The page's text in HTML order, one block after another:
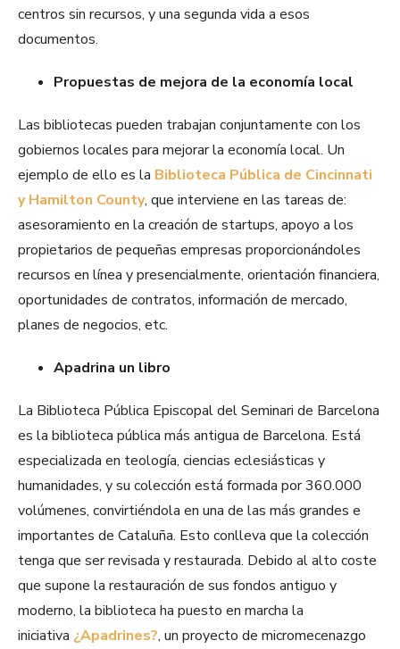
centros sin recursos, y una segunda vida a esos
documentos.
Propuestas de mejora de la economía local
Las bibliotecas pueden trabajan conjuntamente con los
gobiernos locales para mejorar la economía local. Un
ejemplo de ello es la Biblioteca Pública de Cincinnati
y Hamilton County, que interviene en las tareas de:
asesoramiento en la creación de startups, apoyo a los
propietarios de pequeñas empresas proporcionándoles
recursos en línea y presencialmente, orientación financiera,
oportunidades de contratos, información de mercado,
planes de negocios, etc.
Apadrina un libro
La Biblioteca Pública Episcopal del Seminari de Barcelona
es la biblioteca pública más antigua de Barcelona. Está
especializada en teología, ciencias eclesiásticas y
humanidades, y su colección está formada por 360.000
volúmenes, convirtiéndola en una de las más grandes e
importantes de Cataluña. Esto conlleva que la colección
tenga que ser revisada y restaurada. Debido al alto coste
que supone la restauración de sus fondos antiguo y
moderno, la biblioteca ha puesto en marcha la
iniciativa ¿Apadrines?, un proyecto de micromecenazgo